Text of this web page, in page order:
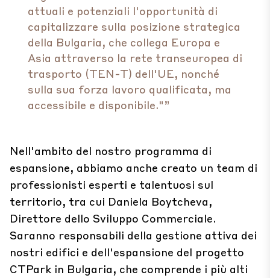
attuali e potenziali l'opportunità di
capitalizzare sulla posizione strategica
della Bulgaria, che collega Europa e
Asia attraverso la rete transeuropea di
trasporto (TEN-T) dell'UE, nonché
sulla sua forza lavoro qualificata, ma
accessibile e disponibile."”
Nell'ambito del nostro programma di
espansione, abbiamo anche creato un team di
professionisti esperti e talentuosi sul
territorio, tra cui Daniela Boytcheva,
Direttore dello Sviluppo Commerciale.
Saranno responsabili della gestione attiva dei
nostri edifici e dell'espansione del progetto
CTPark in Bulgaria, che comprende i più alti